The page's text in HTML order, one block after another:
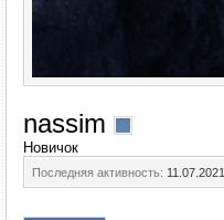
nassim
Новичок
Последняя активность: 11.07.2021